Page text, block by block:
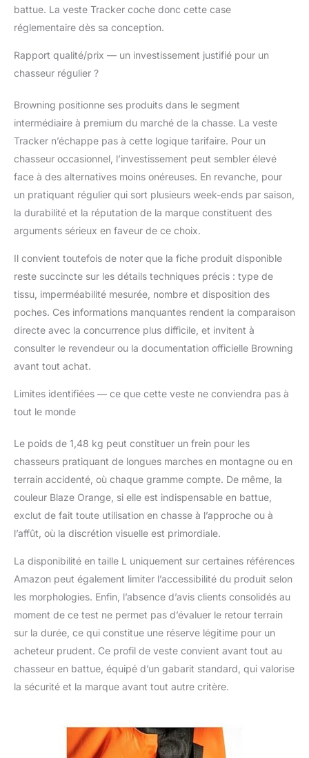
battue. La veste Tracker coche donc cette case
réglementaire dès sa conception.
Rapport qualité/prix — un investissement justifié pour un
chasseur régulier ?
Browning positionne ses produits dans le segment
intermédiaire à premium du marché de la chasse. La veste
Tracker n’échappe pas à cette logique tarifaire. Pour un
chasseur occasionnel, l’investissement peut sembler élevé
face à des alternatives moins onéreuses. En revanche, pour
un pratiquant régulier qui sort plusieurs week-ends par saison,
la durabilité et la réputation de la marque constituent des
arguments sérieux en faveur de ce choix.
Il convient toutefois de noter que la fiche produit disponible
reste succincte sur les détails techniques précis : type de
tissu, imperméabilité mesurée, nombre et disposition des
poches. Ces informations manquantes rendent la comparaison
directe avec la concurrence plus difficile, et invitent à
consulter le revendeur ou la documentation officielle Browning
avant tout achat.
Limites identifiées — ce que cette veste ne conviendra pas à
tout le monde
Le poids de 1,48 kg peut constituer un frein pour les
chasseurs pratiquant de longues marches en montagne ou en
terrain accidenté, où chaque gramme compte. De même, la
couleur Blaze Orange, si elle est indispensable en battue,
exclut de fait toute utilisation en chasse à l’approche ou à
l’affût, où la discrétion visuelle est primordiale.
La disponibilité en taille L uniquement sur certaines références
Amazon peut également limiter l’accessibilité du produit selon
les morphologies. Enfin, l’absence d’avis clients consolidés au
moment de ce test ne permet pas d’évaluer le retour terrain
sur la durée, ce qui constitue une réserve légitime pour un
acheteur prudent. Ce profil de veste convient avant tout au
chasseur en battue, équipé d’un gabarit standard, qui valorise
la sécurité et la marque avant tout autre critère.